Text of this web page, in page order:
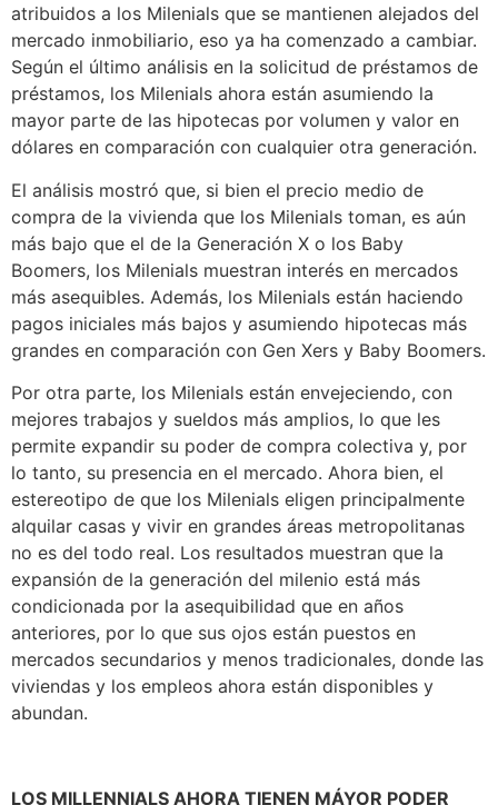
atribuidos a los Milenials que se mantienen alejados del
mercado inmobiliario, eso ya ha comenzado a cambiar.
Según el último análisis en la solicitud de préstamos de
préstamos, los Milenials ahora están asumiendo la
mayor parte de las hipotecas por volumen y valor en
dólares en comparación con cualquier otra generación.
El análisis mostró que, si bien el precio medio de
compra de la vivienda que los Milenials toman, es aún
más bajo que el de la Generación X o los Baby
Boomers, los Milenials muestran interés en mercados
más asequibles. Además, los Milenials están haciendo
pagos iniciales más bajos y asumiendo hipotecas más
grandes en comparación con Gen Xers y Baby Boomers.
Por otra parte, los Milenials están envejeciendo, con
mejores trabajos y sueldos más amplios, lo que les
permite expandir su poder de compra colectiva y, por
lo tanto, su presencia en el mercado. Ahora bien, el
estereotipo de que los Milenials eligen principalmente
alquilar casas y vivir en grandes áreas metropolitanas
no es del todo real. Los resultados muestran que la
expansión de la generación del milenio está más
condicionada por la asequibilidad que en años
anteriores, por lo que sus ojos están puestos en
mercados secundarios y menos tradicionales, donde las
viviendas y los empleos ahora están disponibles y
abundan.
LOS MILLENNIALS AHORA TIENEN MÁYOR PODER